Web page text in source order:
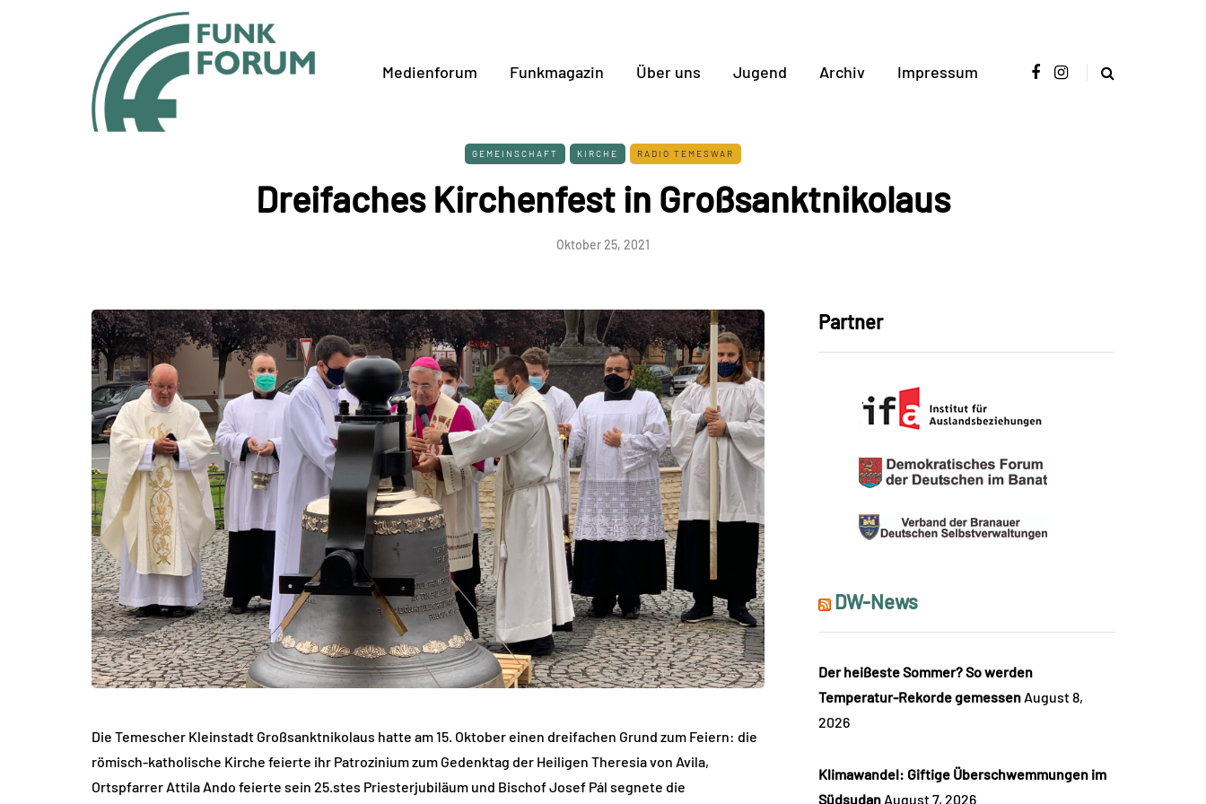
Medienforum Funkmagazin Über uns Jugend Archiv Impressum
GEMEINSCHAFT KIRCHE RADIO TEMESWAR
Dreifaches Kirchenfest in Großsanktnikolaus
Oktober 25, 2021
Die Temescher Kleinstadt Großsanktnikolaus hatte am 15. Oktober einen dreifachen Grund zum Feiern: die
römisch-katholische Kirche feierte ihr Patrozinium zum Gedenktag der Heiligen Theresia von Avila,
Ortspfarrer Attila Ando feierte sein 25.stes Priesterjubiläum und Bischof Josef Pál segnete die
Partner
DW-News
Der heißeste Sommer? So werden
Temperatur-Rekorde gemessen August 8,
2026
Klimawandel: Giftige Überschwemmungen im
Südsudan August 7, 2026